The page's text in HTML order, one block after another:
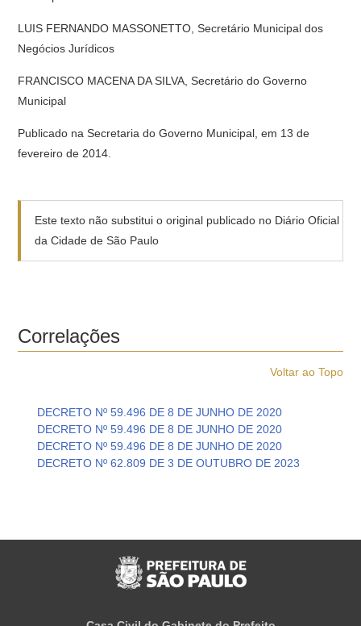
LUIS FERNANDO MASSONETTO, Secretário Municipal dos
Negócios Jurídicos
FRANCISCO MACENA DA SILVA, Secretário do Governo
Municipal
Publicado na Secretaria do Governo Municipal, em 13 de
fevereiro de 2014.
Este texto não substitui o original publicado no Diário Oficial
da Cidade de São Paulo
Correlações
Voltar ao Topo
DECRETO Nº 59.496 DE 8 DE JUNHO DE 2020
DECRETO Nº 59.496 DE 8 DE JUNHO DE 2020
DECRETO Nº 59.496 DE 8 DE JUNHO DE 2020
DECRETO Nº 62.809 DE 3 DE OUTUBRO DE 2023